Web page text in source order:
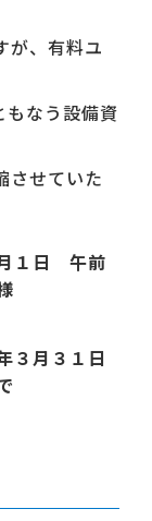
が、有料ユ
もなう設備資
させていた
日 午前
１日